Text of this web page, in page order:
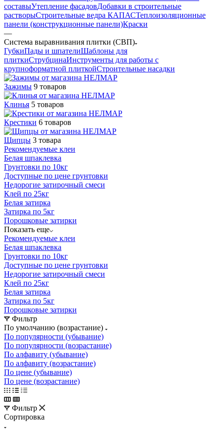
составыУтепление фасадовДобавки в строительные
растворыСтроительные ведра КАПАСТеплоизоляционные
панели (конструкционные панели)Краски
—
Система выравнивания плитки (СВП)
ГубкиПады и шпателиШаблоны для
плиткиСтрубцинаИнструменты для работы с
крупноформатной плиткойСтроительные насадки
Зажимы 9 товаров
Клинья 5 товаров
Крестики 6 товаров
Щипцы 3 товара
Рекомендуемые клеи
Белая шпаклевка
Грунтовки по 10кг
Доступные по цене грунтовки
Недорогие затирочный смеси
Клей по 25кг
Белая затирка
Затирка по 5кг
Порошковые затирки
Показать еще
Рекомендуемые клеи
Белая шпаклевка
Грунтовки по 10кг
Доступные по цене грунтовки
Недорогие затирочный смеси
Клей по 25кг
Белая затирка
Затирка по 5кг
Порошковые затирки
Фильтр
По умолчанию (возрастание)
По популярности (убывание)
По популярности (возрастание)
По алфавиту (убывание)
По алфавиту (возрастание)
По цене (убывание)
По цене (возрастание)
Фильтр
Сортировка